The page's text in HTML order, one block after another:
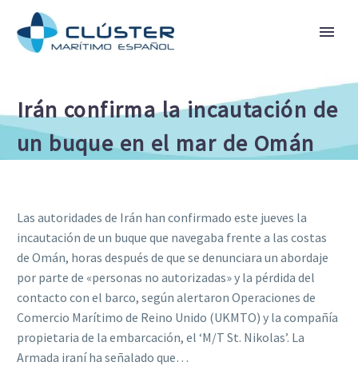
Irán confirma la incautación de
un buque en el mar de Omán
Las autoridades de Irán han confirmado este jueves la
incautación de un buque que navegaba frente a las costas
de Omán, horas después de que se denunciara un abordaje
por parte de «personas no autorizadas» y la pérdida del
contacto con el barco, según alertaron Operaciones de
Comercio Marítimo de Reino Unido (UKMTO) y la compañía
propietaria de la embarcación, el ‘M/T St. Nikolas’. La
Armada iraní ha señalado que…